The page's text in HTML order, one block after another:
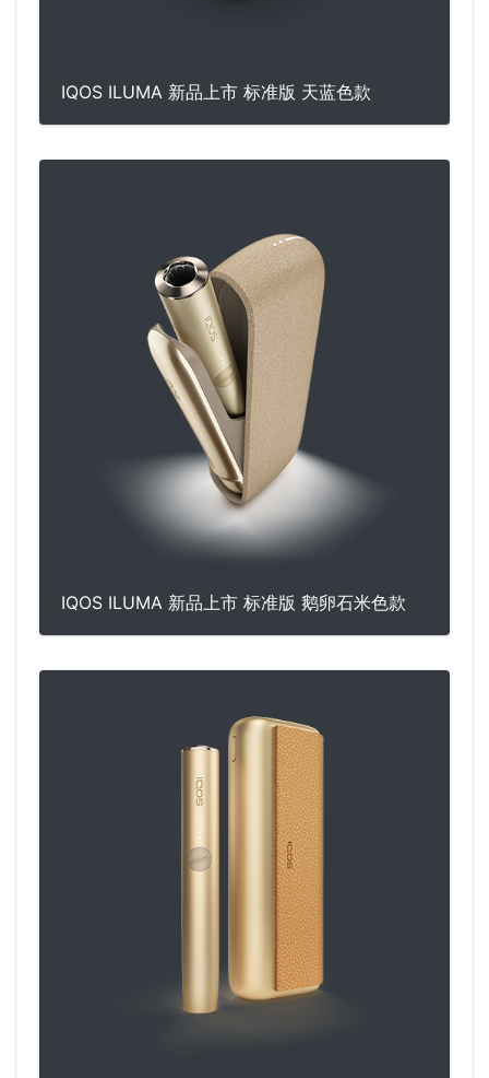
IQOS ILUMA 新品上市 标准版 天蓝色款
IQOS ILUMA 新品上市 标准版 鹅卵石米色款